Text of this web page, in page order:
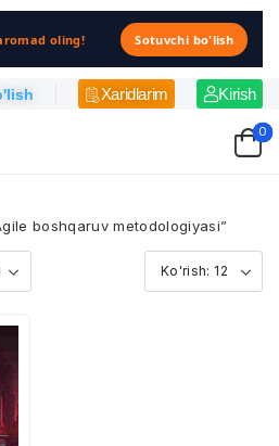
oling! Sotuvchi bo'lish
Xaridlarim Kirish
0
boshqaruv metodologiyasi”